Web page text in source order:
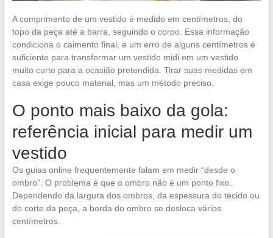
A comprimento de um vestido é medido em centímetros, do
topo da peça até a barra, seguindo o corpo. Essa informação
condiciona o caimento final, e um erro de alguns centímetros é
suficiente para transformar um vestido midi em um vestido
muito curto para a ocasião pretendida. Tirar suas medidas em
casa exige pouco material, mas um método preciso.
O ponto mais baixo da gola:
referência inicial para medir um
vestido
Os guias online frequentemente falam em medir “desde o
ombro”. O problema é que o ombro não é um ponto fixo.
Dependendo da largura dos ombros, da espessura do tecido ou
do corte da peça, a borda do ombro se desloca vários
centímetros.